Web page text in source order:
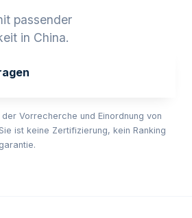
passender
in China.
Vorrecherche und Einordnung von
ist keine Zertifizierung, kein Ranking